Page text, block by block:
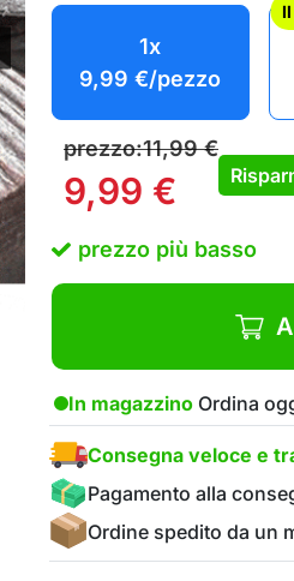
1x
9,99€/pezzo
prezzo:11,99€
9,99 €
prezzo più basso
In magazzino Ordina
Consegna veloce e
Pagamento alla
Ordine spedito da un